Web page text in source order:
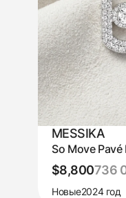
MESSIKA
So Move
$8,800736
Новые2024 год